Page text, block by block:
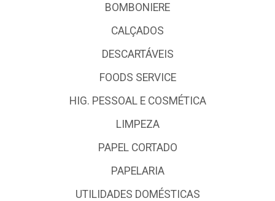
BOMBONIERE
CALÇADOS
DESCARTÁVEIS
FOODS SERVICE
HIG. PESSOAL E COSMÉTICA
LIMPEZA
PAPEL CORTADO
PAPELARIA
UTILIDADES DOMÉSTICAS